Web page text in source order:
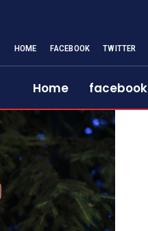
HOME FACEBOOK TWITTER
Home facebook